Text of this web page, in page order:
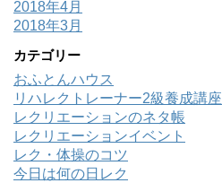
2018年4月
2018年3月
カテゴリー
おふとんハウス
リハレクトレーナー2級養成講座
レクリエーションのネタ帳
レクリエーションイベント
レク・体操のコツ
今日は何の日レク